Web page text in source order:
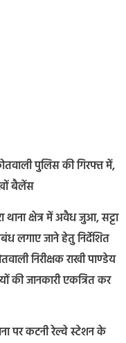
पुलिस की गिरफ्त में,
बैलेंस
थाना क्षेत्र में अवैध जुआ, सट्टा
लगाए जाने हेतु निर्देशित
निरीक्षक राखी पाण्डेय
की जानकारी एकत्रित कर
पर कटनी रेल्वे स्टेशन के